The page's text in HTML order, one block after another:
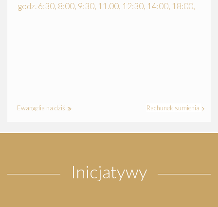
godz. 6:30, 8:00, 9:30, 11.00, 12:30, 14:00, 18:00,
Ewangelia na dziś Rachunek sumienia
Inicjatywy